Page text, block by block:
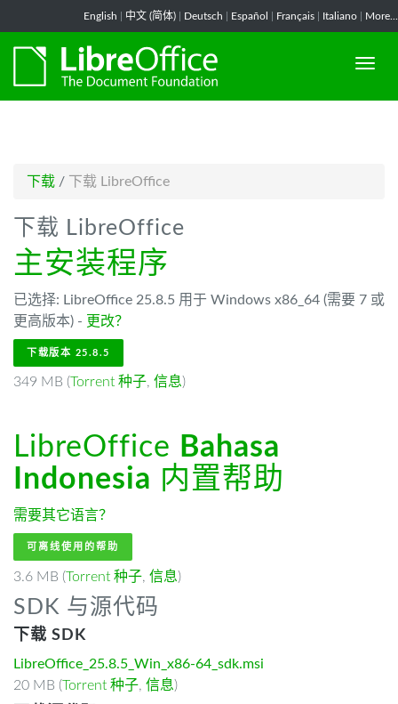
English 中文 (简体) Deutsch Español Français Italiano More...
下载 / 下载 LibreOffice
下载 LibreOffice
主安装程序
已选择: LibreOffice 25.8.5 用于 Windows x86_64 (需要 7 或
更高版本) - 更改？
下载版本 25.8.5
349 MB (Torrent 种子, 信息)
LibreOffice Bahasa
Indonesia 内置帮助
需要其它语言？
可离线使用的帮助
3.6 MB (Torrent 种子, 信息)
SDK 与源代码
下载 SDK
LibreOffice_25.8.5_Win_x86-64_sdk.msi
20 MB (Torrent 种子, 信息)